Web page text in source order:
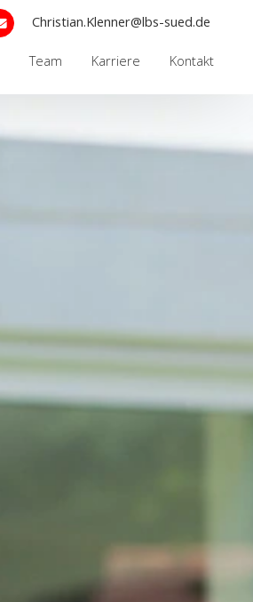
Christian.Klenner@lbs-sued.de
Team Karriere Kontakt